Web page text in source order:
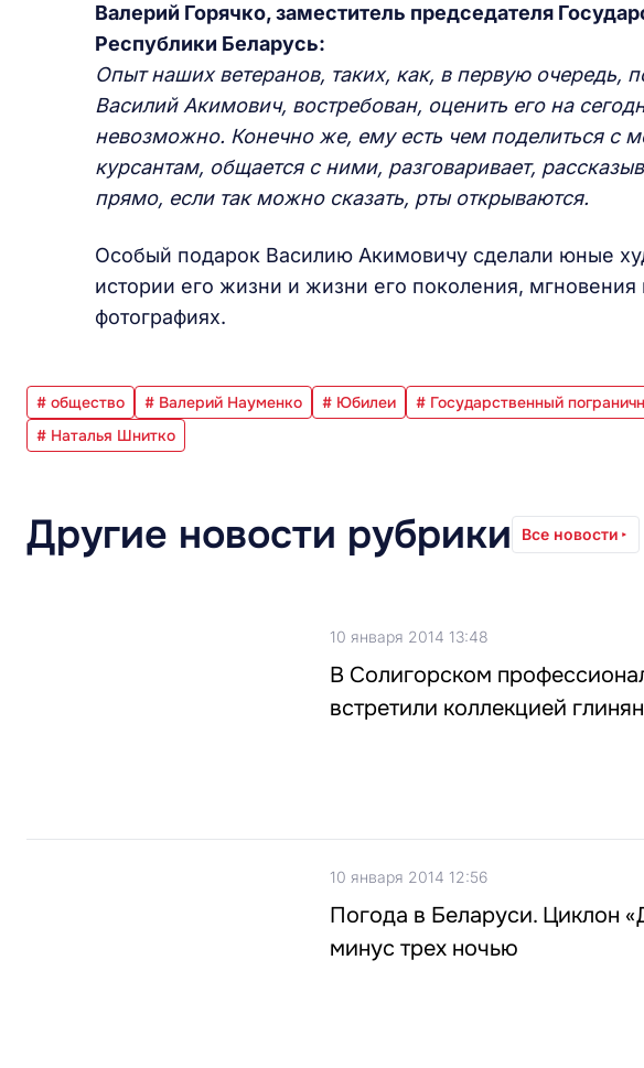
Валерий Горячко, заместитель председателя Г
Республики Беларусь:
Опыт наших ветеранов, таких, как, в первую очередь,
Василий Акимович, востребован, оценить его на
невозможно. Конечно же, ему есть чем поделиться с
курсантам, общается с ними, разговаривает,
прямо, если так можно сказать, рты открываются.
Особый подарок Василию Акимовичу сделали юные
истории его жизни и жизни его поколения, мгновения
фотографиях.
# общество # Валерий Науменко # Юбилеи # Государственный
# Наталья Шнитко
Другие новости рубрики Все новости
10 января 2014 13:48
В Солигорском
встретили коллекцией
10 января 2014 12:56
Погода в Беларуси. Циклон
минус трех ночью